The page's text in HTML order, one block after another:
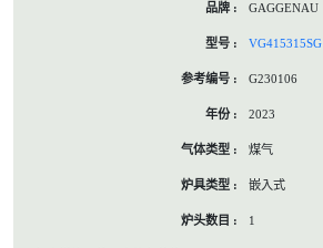
GAGGENAU
VG415315SG
G230106
2023
煤气
嵌入式
1